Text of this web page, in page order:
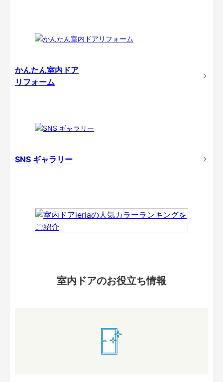
かんたん室内ドア
リフォーム
SNS ギャラリー
室内ドアのお役立ち情報